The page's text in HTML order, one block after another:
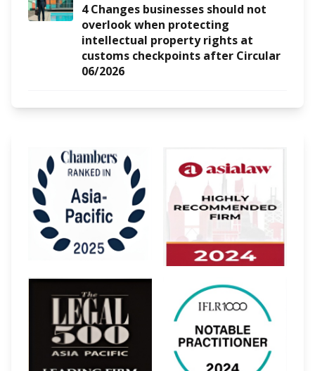
4 Changes businesses should not
overlook when protecting
intellectual property rights at
customs checkpoints after Circular
06/2026